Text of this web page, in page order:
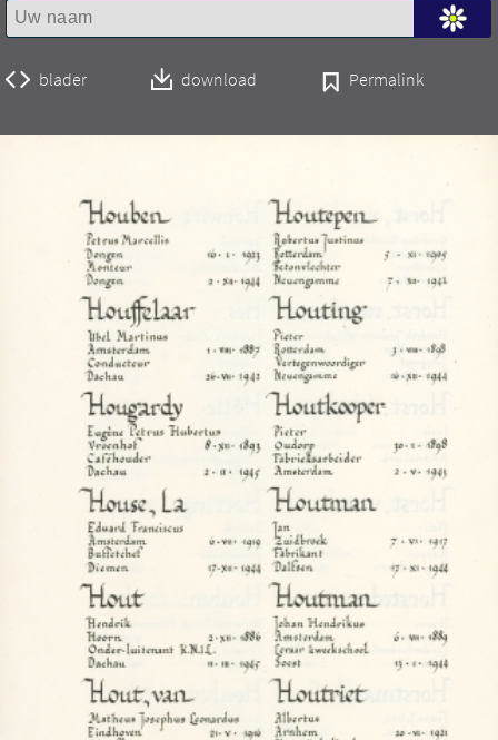
blader download Permalink